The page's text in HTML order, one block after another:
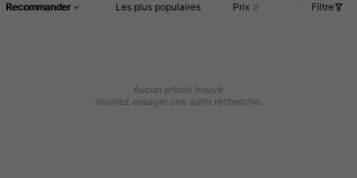
Recommander Les plus populaires Prix Filtre
Aucun article trouvé
Veuillez essayer une autre recherche.